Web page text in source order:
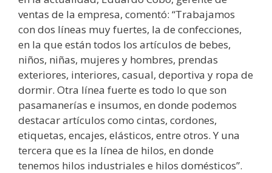
ventas de la empresa, comentó: “Trabajamos
con dos líneas muy fuertes, la de confecciones,
en la que están todos los artículos de bebes,
niños, niñas, mujeres y hombres, prendas
exteriores, interiores, casual, deportiva y ropa de
dormir. Otra línea fuerte es todo lo que son
pasamanerías e insumos, en donde podemos
destacar artículos como cintas, cordones,
etiquetas, encajes, elásticos, entre otros. Y una
tercera que es la línea de hilos, en donde
tenemos hilos industriales e hilos domésticos”.